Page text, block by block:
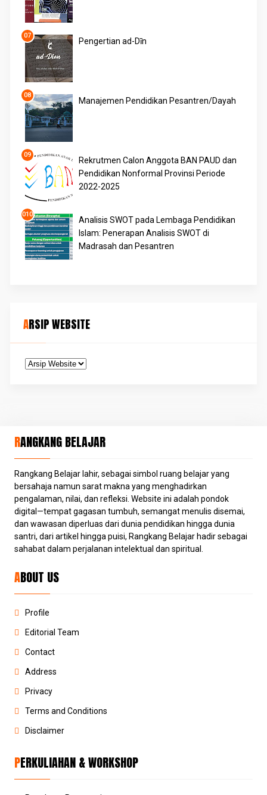
Pengertian ad-Dīn
Manajemen Pendidikan Pesantren/Dayah
Rekrutmen Calon Anggota BAN PAUD dan
Pendidikan Nonformal Provinsi Periode
2022-2025
Analisis SWOT pada Lembaga Pendidikan
Islam: Penerapan Analisis SWOT di
Madrasah dan Pesantren
ARSIP WEBSITE
RANGKANG BELAJAR
Rangkang Belajar lahir, sebagai simbol ruang belajar yang
bersahaja namun sarat makna yang menghadirkan
pengalaman, nilai, dan refleksi. Website ini adalah pondok
digital—tempat gagasan tumbuh, semangat menulis disemai,
dan wawasan diperluas dari dunia pendidikan hingga dunia
santri, dari artikel hingga puisi, Rangkang Belajar hadir sebagai
sahabat dalam perjalanan intelektual dan spiritual.
ABOUT US
Profile
Editorial Team
Contact
Address
Privacy
Terms and Conditions
Disclaimer
PERKULIAHAN & WORKSHOP